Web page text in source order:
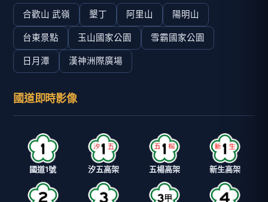
合歡山 武嶺 墾丁 阿里山 陽明山
台東景點 玉山國家公園 雪霸國家公園
日月潭 漢神洲際廣場
國道即時影像
國道1號 汐五高架 五楊高架 新生高架